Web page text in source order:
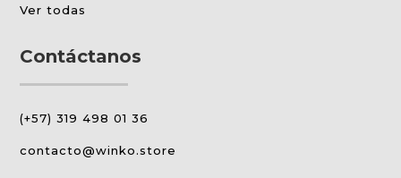
Ver todas
Contáctanos
(+57) 319 498 01 36
contacto@winko.store